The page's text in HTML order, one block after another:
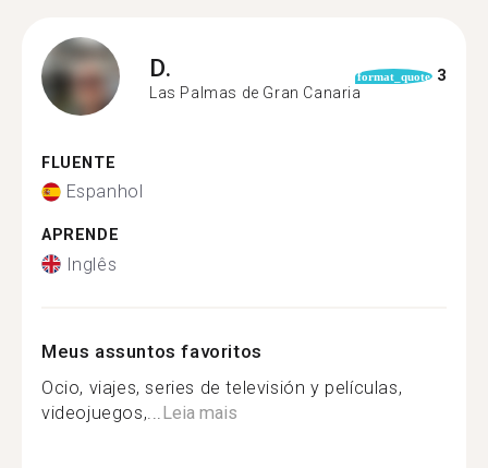
D.
Las Palmas de Gran Canaria
format_quote 3
FLUENTE
Espanhol
APRENDE
Inglês
Meus assuntos favoritos
Ocio, viajes, series de televisión y películas,
videojuegos,... Leia mais